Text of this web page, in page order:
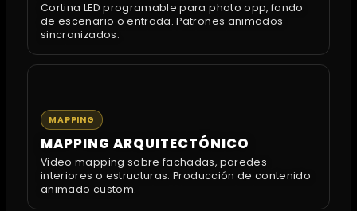
Cortina LED programable para photo opp, fondo
de escenario o entrada. Patrones animados
sincronizados.
MAPPING
MAPPING ARQUITECTÓNICO
Video mapping sobre fachadas, paredes
interiores o estructuras. Producción de contenido
animado custom.